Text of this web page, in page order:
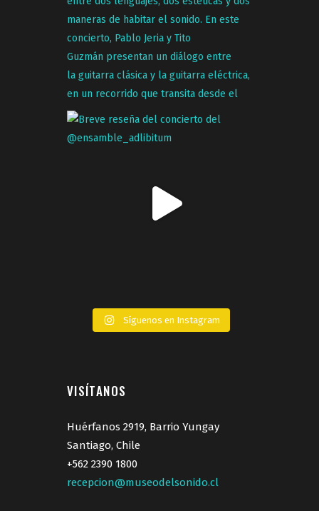
Síguenos en Instagram
VISÍTANOS
Huérfanos 2919, Barrio Yungay
Santiago, Chile
+562 2390 1800
recepcion@museodelsonido.cl